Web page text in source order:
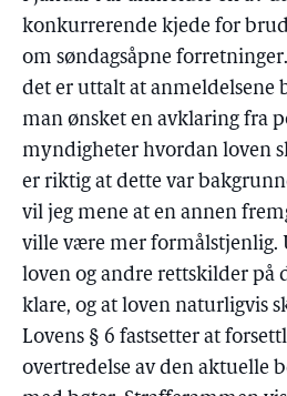
konkurrerende kjede for
om søndagsåpne
det er uttalt at anmeldelsene
man ønsket en avklaring fra
myndigheter hvordan loven
er riktig at dette var
vil jeg mene at en annen
ville være mer formålstjenlig.
loven og andre rettskilder på
klare, og at loven naturligvis
Lovens § 6 fastsetter at
overtredelse av den aktuelle